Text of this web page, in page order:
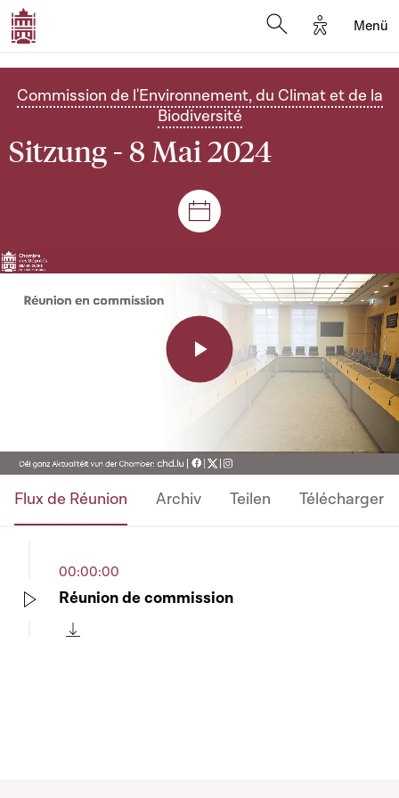
Options
Menü
Commission de l'Environnement, du Climat et de la
Biodiversité
Sitzung - 8 Mai 2024
Plenar- und
Play
Video
Flux de Réunion Archiv Teilen Télécharger
00:00:00
Réunion de commission